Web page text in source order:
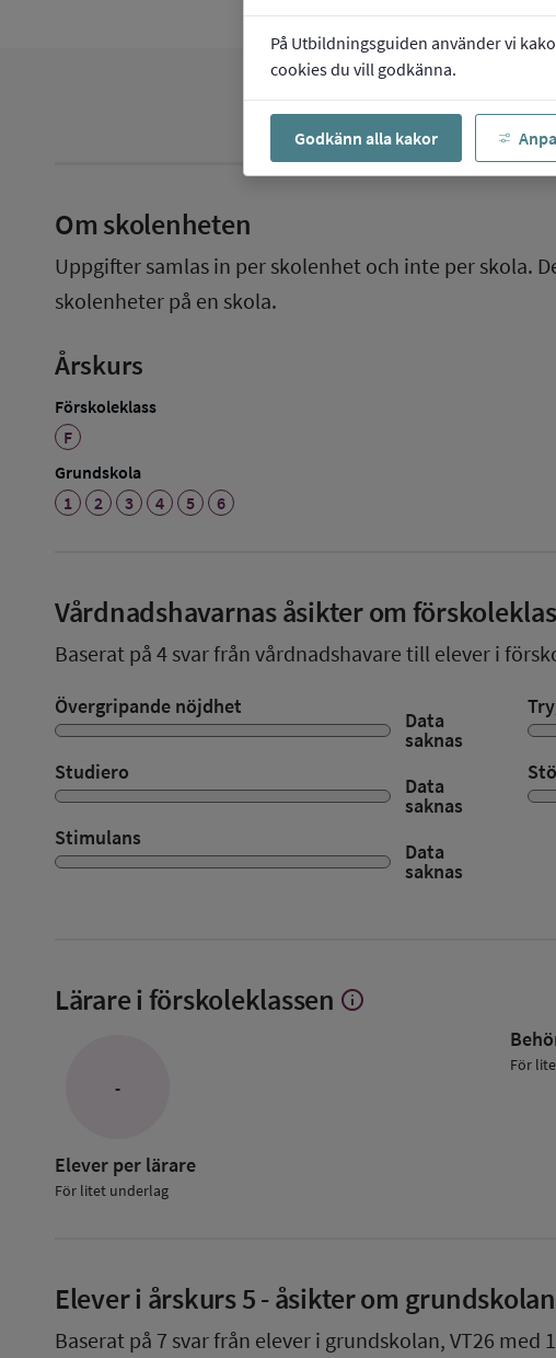
På Utbildningsguiden använder vi
cookies du vill godkänna.
Godkänn alla kakor
Om skolenheten
Uppgifter samlas in per skolenhet och inte per skola.
skolenheter på en skola.
Årskurs
Förskoleklass
F
Grundskola
1
2 3 4 5 6
Vårdnadshavarnas åsikter om
Baserat på 4 svar från vårdnadshavare till elever i
Övergripande nöjdhet
Data
saknas
Studiero
Data
saknas
Stimulans
Data
saknas
Lärare i förskoleklassen Visa
info
-
Elever per lärare
För litet underlag
För
Elever i årskurs 5- åsikter om grundskolan
Baserat på 7 svar från elever i grundskolan, VT26 med